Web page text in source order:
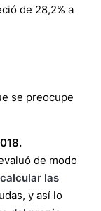
de 28,2% a
de modo
las
y así lo